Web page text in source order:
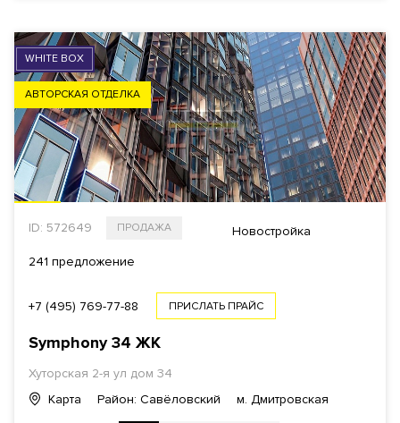
WHITE BOX
АВТОРСКАЯ ОТДЕЛКА
ID: 572649 ПРОДАЖА Новостройка
241 предложение
+7 (495) 769-77-88 ПРИСЛАТЬ ПРАЙС
Symphony 34 ЖК
Хуторская 2-я ул дом 34
Карта
Район: Савёловский м. Дмитровская